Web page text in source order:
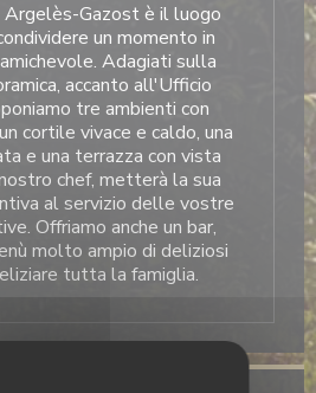
Argelès-Gazost è il luogo
un momento in
Adagiati sulla
accanto all'Ufficio
tre ambienti con
cortile vivace e caldo, una
e una terrazza con vista
chef, metterà la sua
al servizio delle vostre
Offriamo anche un bar,
molto ampio di deliziosi
tutta la famiglia.